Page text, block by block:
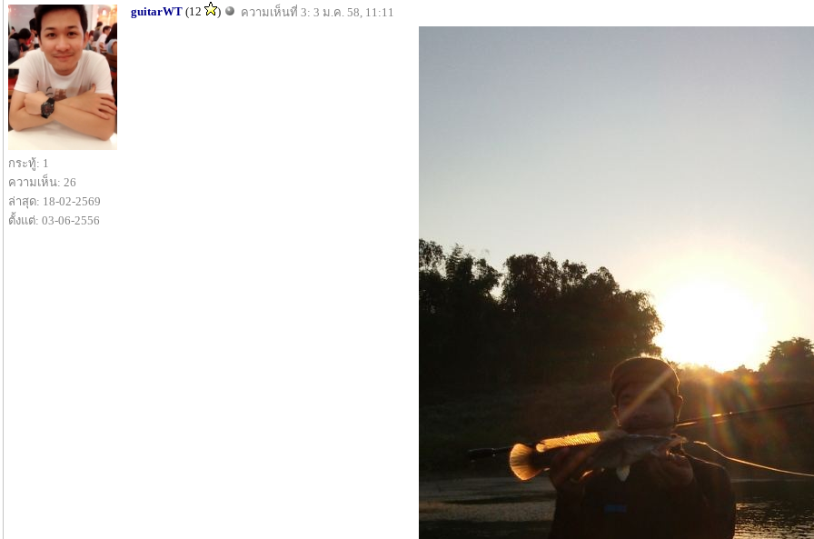
กระทู้: 1
ความเห็น: 26
ล่าสุด: 18-02-2569
ตั้งแต่: 03-06-2556
guitarWT (12 ) ความเห็นที่ 3: 3 ม.ค. 58, 11:11